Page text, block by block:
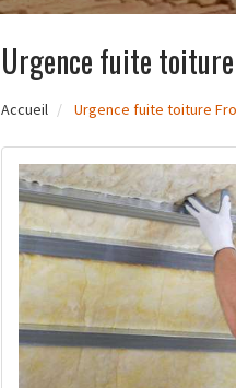
Urgence fuite
Accueil Urgence fuite toiture